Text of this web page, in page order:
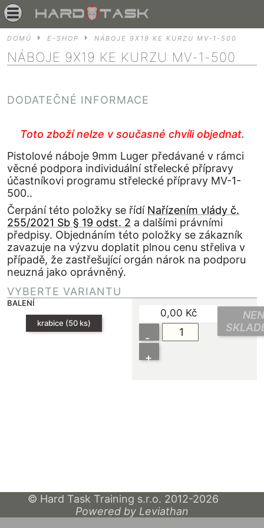
DOMŮ E-SHOP NÁBOJE 9X19 KE KURZU MV-1-500
NÁBOJE 9X19 KE KURZU MV-1-500
DODATEČNÉ INFORMACE
Toto zboží nelze v současné chvíli objednat.
Pistolové náboje 9mm Luger předávané v rámci
věcné podpora individuální střelecké přípravy
účastníkovi programu střelecké přípravy MV-1-
500..
Čerpání této položky se řídí Nařízením vlády č.
255/2021 Sb § 19 odst. 2 a dalšími právními
předpisy. Objednáním této položky se zákazník
zavazuje na výzvu doplatit plnou cenu střeliva v
případě, že zastřešující orgán nárok na podporu
neuzná jako oprávněný.
VYBERTE VARIANTU
BALENÍ
krabice (50 ks)
0,00 Kč
-
+
© Hard Task Training s.r.o. 2012-2026
Powered by Leviathan